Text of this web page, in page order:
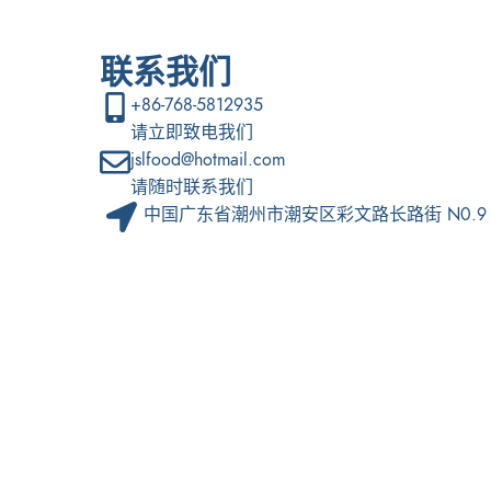
联系我们
+86-768-5812935
请立即致电我们
jslfood@hotmail.com
请随时联系我们
中国广东省潮州市潮安区彩文路长路街